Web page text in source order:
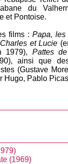
du
et Pontoise.
films : Papa,
Charles et Lucie
1979), Pattes
ainsi que des
(Gustave
Hugo, Pablo
(1969)